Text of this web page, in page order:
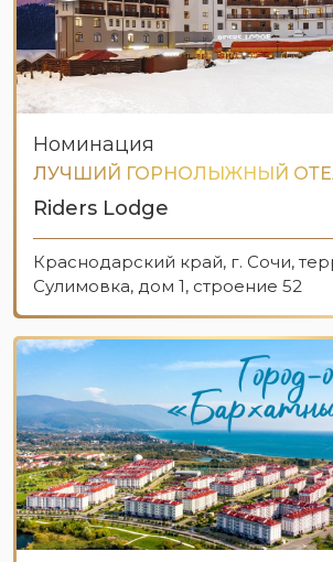
Номинация
ЛУЧШИЙ ГОРНОЛЫЖНЫЙ
Riders Lodge
Краснодарский край, г. Сочи,
Сулимовка, дом 1, строение 52